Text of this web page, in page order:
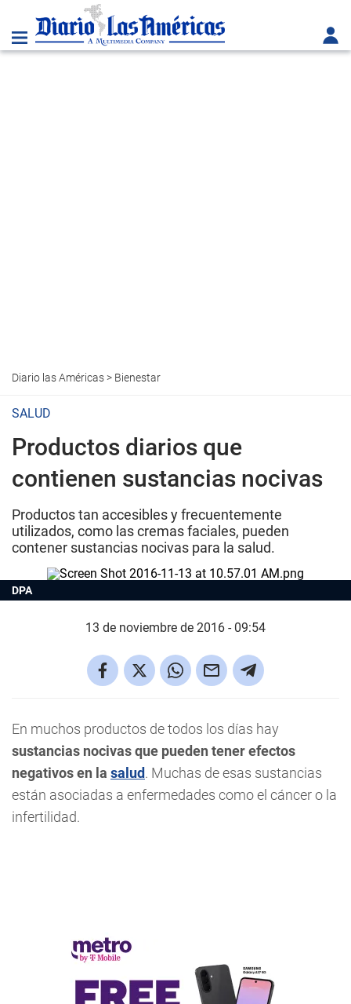
Diario las Américas> Bienestar
SALUD
Productos diarios que
contienen sustancias nocivas
Productos tan accesibles y frecuentemente
utilizados, como las cremas faciales, pueden
contener sustancias nocivas para la salud.
DPA
13 de noviembre de 2016 - 09:54
En muchos productos de todos los días hay
sustancias nocivas que pueden tener efectos
negativos en la salud. Muchas de esas sustancias
están asociadas a enfermedades como el cáncer o la
infertilidad.